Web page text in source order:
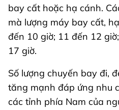
bay cất hoặc hạ cánh.
mà lượng máy bay cất,
đến 10 giờ; 11 đến 12
17 giờ.
Số lượng chuyến bay đi,
tăng mạnh đáp ứng nhu
các tỉnh phía Nam của